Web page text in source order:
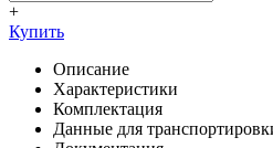
+
Купить
Описание
Характеристики
Комплектация
Данные для